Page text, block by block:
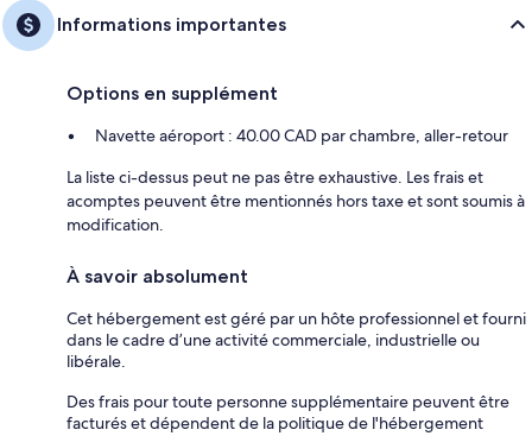
Informations importantes
Options en supplément
Navette aéroport : 40.00 CAD par chambre, aller-retour
La liste ci-dessus peut ne pas être exhaustive. Les frais et
acomptes peuvent être mentionnés hors taxe et sont soumis à
modification.
À savoir absolument
Cet hébergement est géré par un hôte professionnel et fourni
dans le cadre d’une activité commerciale, industrielle ou
libérale.
Des frais pour toute personne supplémentaire peuvent être
facturés et dépendent de la politique de l'hébergement